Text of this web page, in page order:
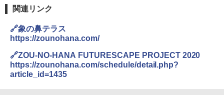
関連リンク
🔗象の鼻テラス
https://zounohana.com/
🔗ZOU-NO-HANA FUTURESCAPE PROJECT 2020
https://zounohana.com/schedule/detail.php?
article_id=1435